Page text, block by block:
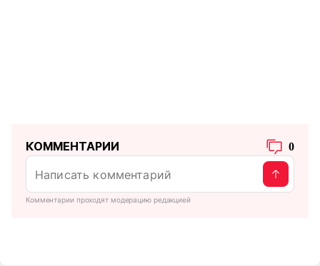
КОММЕНТАРИИ 0
Комментарии проходят модерацию редакцией